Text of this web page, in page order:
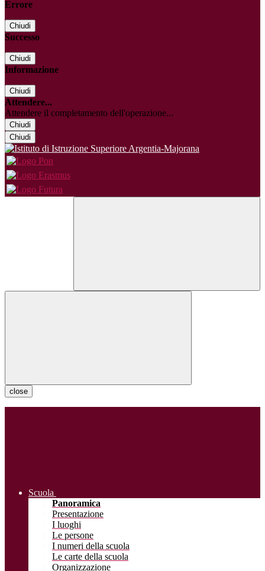
Errore
Chiudi
Successo
Chiudi
Informazione
Chiudi
Attendere...
Attendere il completamento dell'operazione...
Chiudi
Chiudi
close
Scuola
Panoramica
Presentazione
I luoghi
Le persone
I numeri della scuola
Le carte della scuola
Organizzazione